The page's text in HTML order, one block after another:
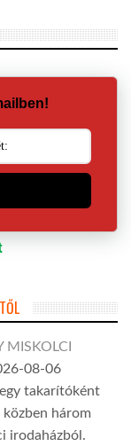
MISKOLCI
08-06
takarítóként
három
irodaházból.